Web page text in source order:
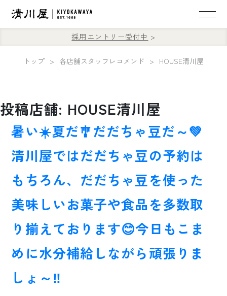
採用エントリー受付中
トップ 各店舗スタッフレコメンド HOUSE清川屋
投稿店舗: HOUSE清川屋
暑い☀️夏だ🎐だだちゃ豆だ～💚
清川屋ではだだちゃ豆の予約は
もちろん、だだちゃ豆を使った
美味しいお菓子や食品を多数取
り揃えております😊今日もこま
めに水分補給しながら頑張りま
しょ～‼️